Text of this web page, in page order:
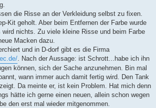
die Risse an der Verkleidung selbst zu fixen.
Kit geholt. Aber beim Entfernen der Farbe wurde
nichts. Zu viele kleine Risse und beim Farbe
Macken dazu.
und in D-dorf gibt es die Firma
. Nach der Aussage: ist Schrott...habe ich ihn
können, sich der Sache anzunehmen. Bin mal
wann immer auch damit fertig wird. Den Tank
Da meinte er, ist kein Problem. Hat mich denn
hätte ich gerne einen neuen, allein schon wegen
den erst mal wieder mitgenommen.